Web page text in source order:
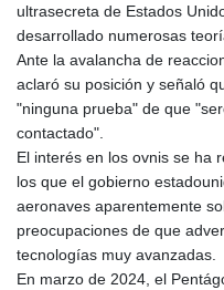
ultrasecreta de Estados
desarrollado numerosas
Ante la avalancha de
aclaró su posición y señaló
"ninguna prueba" de que
contactado".
El interés en los ovnis se ha
los que el gobierno
aeronaves aparentemente
preocupaciones de que
tecnologías muy avanzadas.
En marzo de 2024, el